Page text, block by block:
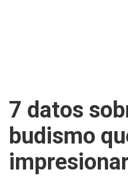
7 datos
budismo